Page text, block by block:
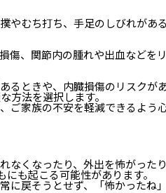
むち打ち、手足のしびれがあ
、関節内の腫れや出血などを
ときや、内臓損傷のリスクが
方法を選択します。
家族の不安を軽減できるよう
くなったり、外出を怖がった
にも起こる可能性があります。
戻そうとせず、「怖かったね